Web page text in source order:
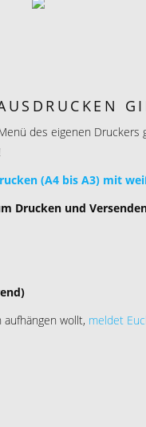
des eigenen
(A4 bis A3) mit
Drucken und
wollt, meldet